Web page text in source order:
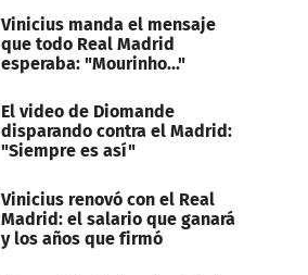
Vinicius manda el mensaje
que todo Real Madrid
esperaba: "Mourinho..."
El video de Diomande
disparando contra el Madrid:
"Siempre es así"
Vinicius renovó con el Real
Madrid: el salario que ganará
y los años que firmó